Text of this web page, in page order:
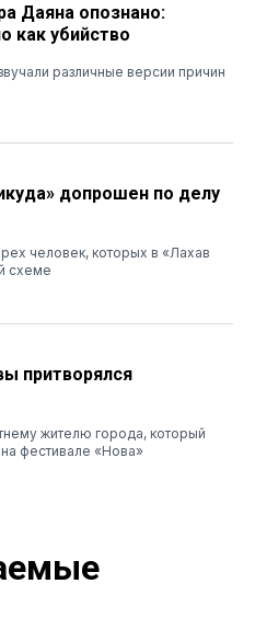
Даяна опознано:
как убийство
различные версии причин
допрошен по делу
человек, которых в «Лахав
схеме
притворялся
жителю города, который
фестивале «Нова»